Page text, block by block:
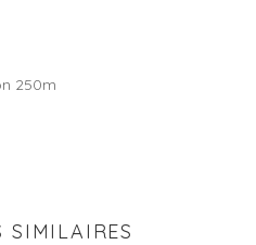
250m
SIMILAIRES